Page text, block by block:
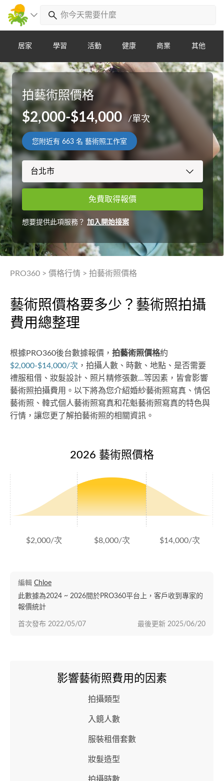
居家 學習 活動 健康 商業 其他
拍藝術照價格
$2,000-$14,000 /單次
您附近有663 名 藝術照工作室
免費取得報價
想要提供此項服務？加入開始接案
PRO360 > 價格行情 > 拍藝術照價格
藝術照價格要多少？藝術照拍攝
費用總整理
根據PRO360後台數據報價， 拍藝術照價格約
$2,000-$14,000/次 ，拍攝人數、時數、地點、是否需要
禮服租借、妝髮設計、照片精修張數...等因素，皆會影響
藝術照拍攝費用。以下將為您介紹婚紗藝術照寫真、情侶
藝術照、韓式個人藝術照寫真和花魁藝術照寫真的特色與
行情，讓您更了解拍藝術照的相關資訊。
2026 藝術照價格
$2,000/次 $8,000/次 $14,000/次
編輯 Chloe
此數據為2024 ~ 2026間於PRO360平台上，客戶收到專家的
報價統計
最後更新 2025/06/20
首次發布 2022/05/07
影響藝術照費用的因素
拍攝類型
入鏡人數
服裝租借套數
妝髮造型